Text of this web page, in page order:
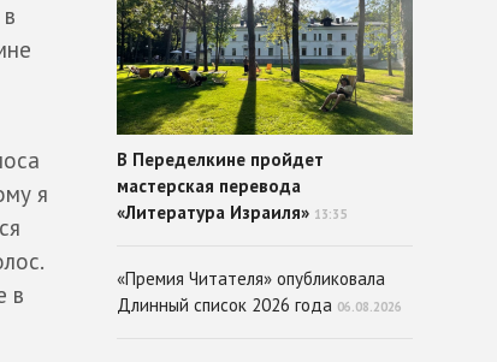
я
в
В Переделкине пройдет
мастерская перевода
«Литература Израиля» 13:35
«Премия Читателя» опубликовала
Длинный список 2026 года 06.08.2026